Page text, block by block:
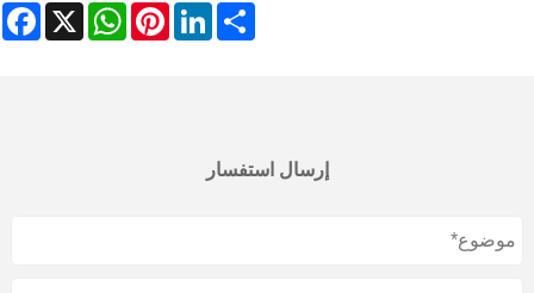
X
WhatsAppPinterestLinkedInShare
إرسال استفسار